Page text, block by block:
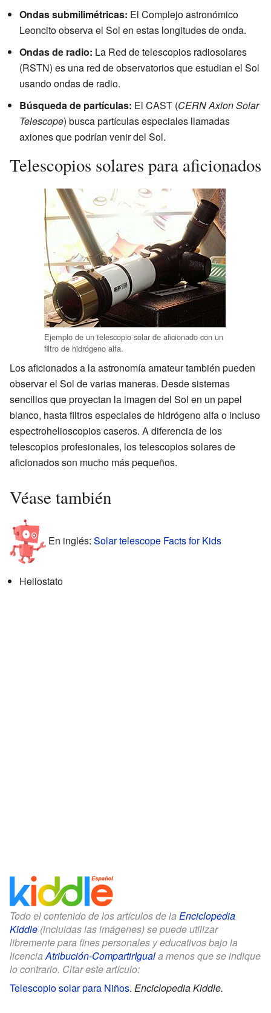
Ondas submilimétricas: El Complejo astronómico
Leoncito observa el Sol en estas longitudes de onda.
Ondas de radio: La Red de telescopios radiosolares
(RSTN) es una red de observatorios que estudian el Sol
usando ondas de radio.
Búsqueda de partículas: El CAST (CERN Axion Solar
Telescope) busca partículas especiales llamadas
axiones que podrían venir del Sol.
Telescopios solares para aficionados
Ejemplo de un telescopio solar de aficionado con un
filtro de hidrógeno alfa.
Los aficionados a la astronomía amateur también pueden
observar el Sol de varias maneras. Desde sistemas
sencillos que proyectan la imagen del Sol en un papel
blanco, hasta filtros especiales de hidrógeno alfa o incluso
espectrohelioscopios caseros. A diferencia de los
telescopios profesionales, los telescopios solares de
aficionados son mucho más pequeños.
Véase también
En inglés: Solar telescope Facts for Kids
Heliostato
Todo el contenido de los artículos de la Enciclopedia
Kiddle (incluidas las imágenes) se puede utilizar
libremente para fines personales y educativos bajo la
licencia Atribución-CompartirIguala menos que se indique
lo contrario. Citar este artículo:
Telescopio solar para Niños. Enciclopedia Kiddle.